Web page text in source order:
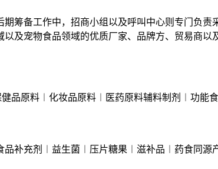
筹备工作中，招商小组以及呼叫中心则专门负责
及宠物食品领域的优质厂家、品牌方、贸易商以
品原料︱化妆品原料︱医药原料辅料制剂︱功能
补充剂︱益生菌︱压片糖果︱滋补品︱药食同